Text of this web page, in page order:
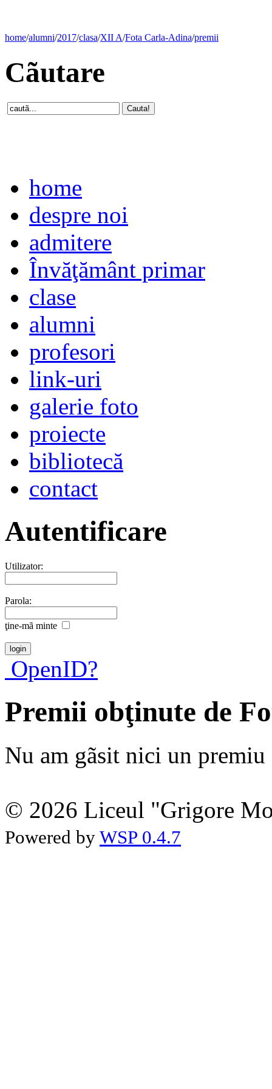
home/alumni/2017/clasa/XII A/Fota Carla-Adina/premii
Cãutare
home
despre noi
admitere
Învăţământ primar
clase
alumni
profesori
link-uri
galerie foto
proiecte
bibliotecă
contact
Autentificare
Utilizator:
Parola:
ţine-mã minte
OpenID?
Premii obţinute de
Nu am gãsit nici un premiu
© 2026 Liceul "Grigore
Powered by WSP 0.4.7